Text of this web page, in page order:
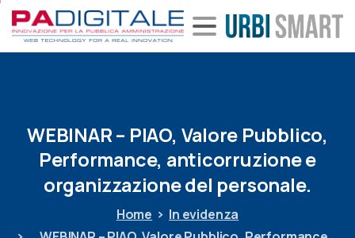
WEBINAR– PIAO, Valore Pubblico,
Performance, anticorruzionee
organizzazionedel personale.
Home
In evidenza